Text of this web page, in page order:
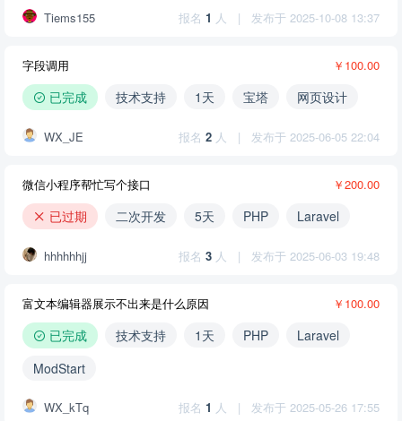
Tiems155 报名 1 人 | 发布于 2025-10-08 13:37
字段调用 ￥100.00
已完成 技术支持 1天 宝塔 网页设计
WX_JE 报名 2 人 | 发布于 2025-06-05 22:04
微信小程序帮忙写个接口 ￥200.00
已过期 二次开发 5天 PHP Laravel
hhhhhhjj 报名 3 人 | 发布于 2025-06-03 19:48
富文本编辑器展示不出来是什么原因 ￥100.00
已完成 技术支持 1天 PHP
Laravel
ModStart
WX_kTq 报名 1 人 | 发布于 2025-05-26 17:55